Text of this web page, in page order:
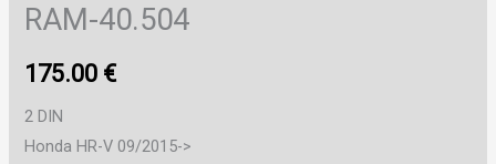
RAM-40.504
175.00 €
2 DIN
Honda HR-V 09/2015->